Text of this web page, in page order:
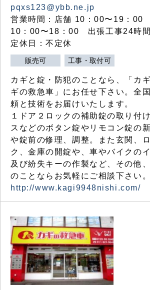
pqxs123@ybb.ne.jp
営業時間：店舗 10：00〜19：
10：00〜18：00 出張工事24時間
定休日：不定休
販売可 工事・取付可
カギと錠・防犯のことなら、「カ
ギの救急車」にお任せ下さい。全
頼と技術をお届けいたします。
１ドア２ロックの補助錠の取り付
スなどのボタン錠やリモコン錠の
や錠前の修理、調整。また玄関、
ク、金庫の開錠や、車やバイクの
及び紛失キーの作製など、その他
のことならお気軽にご相談下さい。
http://www.kagi9948nishi.com/